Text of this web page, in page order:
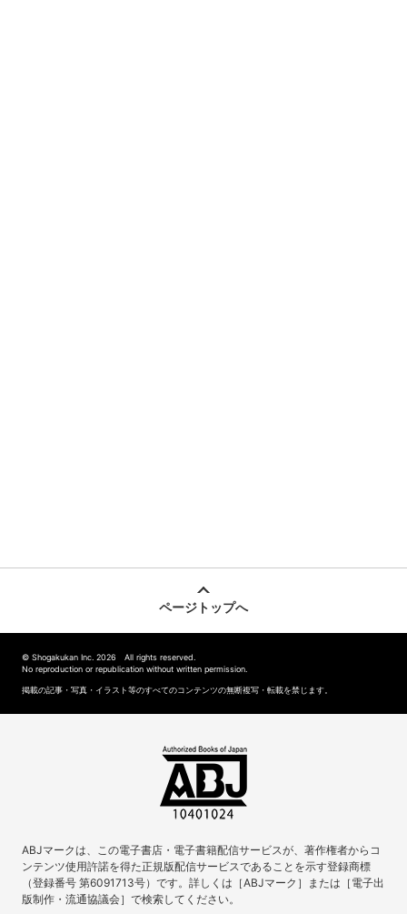
ページトップへ
© Shogakukan Inc. 2026 All rights reserved.
No reproduction or republication without written permission.
掲載の記事・写真・イラスト等のすべてのコンテンツの無断複写・転載を禁じます。
ABJマークは、この電子書店・電子書籍配信サービスが、著作権者からコ
ンテンツ使用許諾を得た正規版配信サービスであることを示す登録商標
（登録番号 第6091713号）です。詳しくは［ABJマーク］または［電子出
版制作・流通協議会］で検索してください。